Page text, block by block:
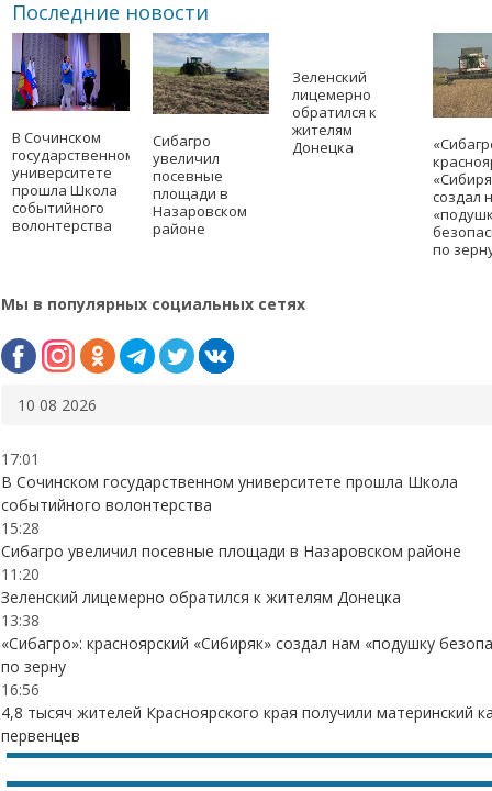
Последние новости
В Сочинском
государственном
университете
прошла Школа
событийного
волонтерства
Сибагро
увеличил
посевные
площади в
Назаровском
районе
Зеленский
лицемерно
обратился к
жителям
Донецка
создал
по
Мы в популярных социальных сетях
10 08 2026
17:01
В Сочинском государственном университете прошла Школа
событийного волонтерства
15:28
Сибагро увеличил посевные площади в Назаровском районе
11:20
Зеленский лицемерно обратился к жителям Донецка
13:38
«Сибагро»: красноярский «Сибиряк» создал нам «подушку
по зерну
16:56
4,8 тысяч жителей Красноярского края получили материнский
первенцев